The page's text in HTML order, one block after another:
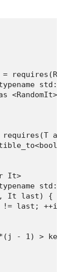
=
<RandomIt>;
= requires(T a,
It>
It last) {
last; ++i) {
- 1) > key)